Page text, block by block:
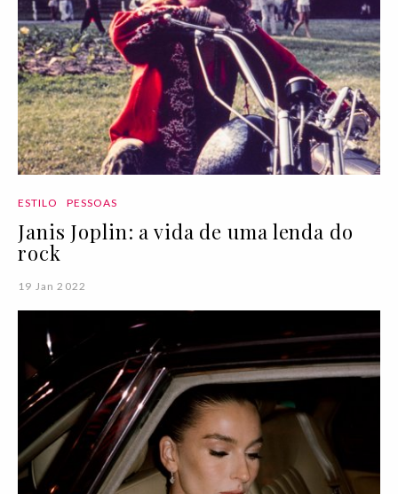
ESTILO PESSOAS
Janis Joplin: a vida de uma lenda do
rock
19 Jan 2022